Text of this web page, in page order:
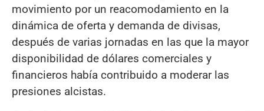
movimiento por un reacomodamiento en la
dinámica de oferta y demanda de divisas,
después de varias jornadas en las que la mayor
disponibilidad de dólares comerciales y
financieros había contribuido a moderar las
presiones alcistas.